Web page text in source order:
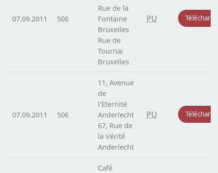
07.09.2011 506
Rue de la
Fontaine
Bruxelles
Rue de
Tournai
Bruxelles
PU
07.09.2011 506
11, Avenue
de
l'Eternité
Anderlecht
67, Rue de
la Vérité
Anderlecht
PU
Café